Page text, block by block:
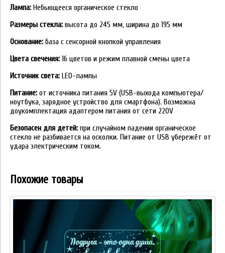
Лампа: Небьющееся органическое стекло
Размеры стекла: высота до 245 мм, ширина до 195 мм
Основание: база с сенсорной кнопкой управления
Цвета свечения: 16 цветов и режим плавной смены цвета
Источник света: LED-лампы
Питание: от источника питания 5V (USB-выхода компьютера/
ноутбука, зарядное устройство для смартфона). Возможна
доукомплектация адаптером питания от сети 220V
Безопасен для детей: при случайном падении органическое
стекло не разбивается на осколки. Питание от USB убережёт от
удара электрическим током.
Похожие товары